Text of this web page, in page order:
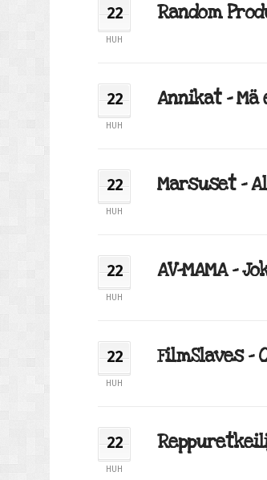
22
HUH
Random
22
HUH
Annikat – Mä
22
HUH
Marsuset –
22
HUH
AV-MAMA –
22
HUH
FilmSlaves –
22
HUH